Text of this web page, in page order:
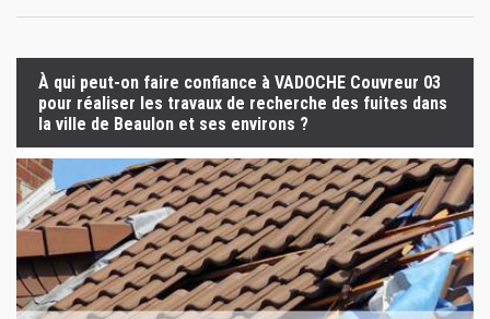
À qui peut-on faire confiance à VADOCHE Couvreur 03
pour réaliser les travaux de recherche des fuites dans
la ville de Beaulon et ses environs ?